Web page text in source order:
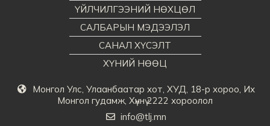
Монгол Улс, Улаанбаатар хот, ХУД, 18-р хороо, Их
Монгол гудамж, Хүннү 2222 хороолол
info@tlj.mn
ҮЙЛЧИЛГЭЭНИЙ НӨХЦӨЛ
САЛБАРЫН МЭДЭЭЛЭЛ
САНАЛ ХҮСЭЛТ
ХҮНИЙ НӨӨЦ